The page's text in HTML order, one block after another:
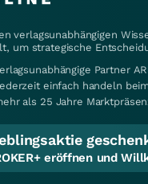
verlagsunabhängigen
um strategische
Partner
einfach handeln
als 25 Jahre
eröffnen und